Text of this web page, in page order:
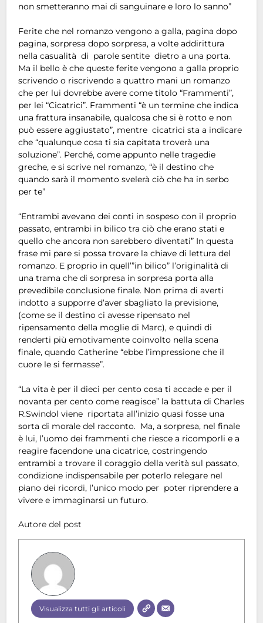
non smetteranno mai di sanguinare e loro lo sanno”
Ferite che nel romanzo vengono a galla, pagina dopo
pagina, sorpresa dopo sorpresa, a volte addirittura
nella casualità di parole sentite dietro a una porta.
Ma il bello è che queste ferite vengono a galla proprio
scrivendo o riscrivendo a quattro mani un romanzo
che per lui dovrebbe avere come titolo “Frammenti”,
per lei “Cicatrici”. Frammenti “è un termine che indica
una frattura insanabile, qualcosa che si è rotto e non
può essere aggiustato”, mentre cicatrici sta a indicare
che “qualunque cosa ti sia capitata troverà una
soluzione”. Perché, come appunto nelle tragedie
greche, e si scrive nel romanzo, “è il destino che
quando sarà il momento svelerà ciò che ha in serbo
per te”
“Entrambi avevano dei conti in sospeso con il proprio
passato, entrambi in bilico tra ciò che erano stati e
quello che ancora non sarebbero diventati” In questa
frase mi pare si possa trovare la chiave di lettura del
romanzo. E proprio in quell’”in bilico” l’originalità di
una trama che di sorpresa in sorpresa porta alla
prevedibile conclusione finale. Non prima di averti
indotto a supporre d’aver sbagliato la previsione,
(come se il destino ci avesse ripensato nel
ripensamento della moglie di Marc), e quindi di
renderti più emotivamente coinvolto nella scena
finale, quando Catherine “ebbe l’impressione che il
cuore le si fermasse”.
“La vita è per il dieci per cento cosa ti accade e per il
novanta per cento come reagisce” la battuta di Charles
R.Swindol viene riportata all’inizio quasi fosse una
sorta di morale del racconto. Ma, a sorpresa, nel finale
è lui, l’uomo dei frammenti che riesce a ricomporli e a
reagire facendone una cicatrice, costringendo
entrambi a trovare il coraggio della verità sul passato,
condizione indispensabile per poterlo relegare nel
piano dei ricordi, l’unico modo per poter riprendere a
vivere e immaginarsi un futuro.
Autore del post
Visualizza tutti gli articoli